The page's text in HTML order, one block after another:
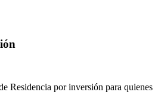
Residencia por inversión para quienes